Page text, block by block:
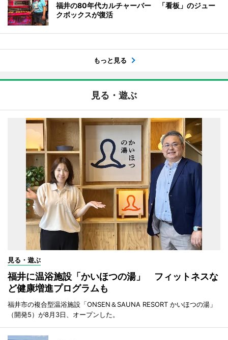
福井の80年代カルチャーバー 「看板」のジュー
クボックスが復活
もっと見る
見る・遊ぶ
見る・遊ぶ
福井に温浴施設「かいほつの湯」 フィットネスな
ど健康増進プログラムも
福井市の複合型温浴施設「ONSEN＆SAUNA RESORT かいほつの湯」
（開発5）が8月3日、オープンした。